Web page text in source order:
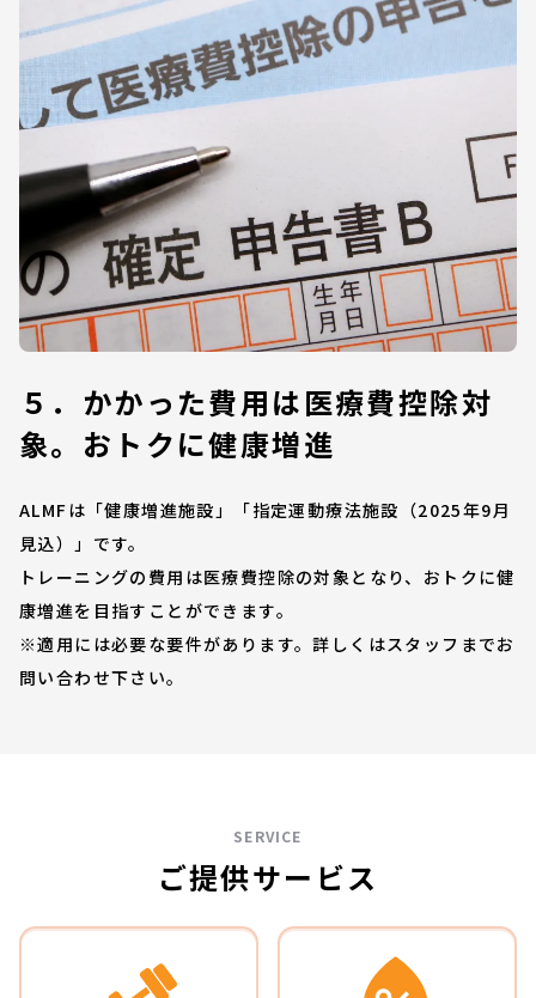
５．かかった費用は医療費控除対
象。おトクに健康増進
ALMFは「健康増進施設」「指定運動療法施設（2025年9月
見込）」です。
トレーニングの費用は医療費控除の対象となり、おトクに健
康増進を目指すことができます。
※適用には必要な要件があります。詳しくはスタッフまでお
問い合わせ下さい。
SERVICE
ご提供サービス